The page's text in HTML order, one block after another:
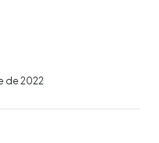
de 2022